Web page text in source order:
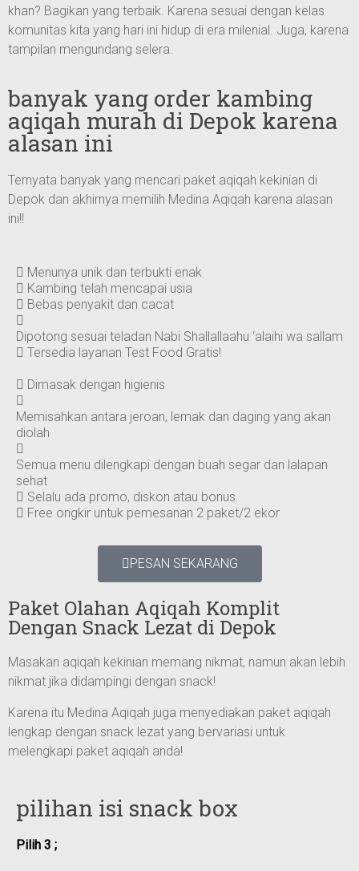
khan? Bagikan yang terbaik. Karena sesuai dengan kelas
komunitas kita yang hari ini hidup di era milenial. Juga, karena
tampilan mengundang selera.
banyak yang order kambing
aqiqah murah di Depok karena
alasan ini
Ternyata banyak yang mencari paket aqiqah kekinian di
Depok dan akhirnya memilih Medina Aqiqah karena alasan
ini!!
Menunya unik dan terbukti enak
Kambing telah mencapai usia
Bebas penyakit dan cacat
Dipotong sesuai teladan Nabi Shallallaahu ‘alaihi wa sallam
Tersedia layanan Test Food Gratis!
Dimasak dengan higienis
Memisahkan antara jeroan, lemak dan daging yang akan
diolah
Semua menu dilengkapi dengan buah segar dan lalapan
sehat
Selalu ada promo, diskon atau bonus
Free ongkir untuk pemesanan 2 paket/2 ekor
PESAN SEKARANG
Paket Olahan Aqiqah Komplit
Dengan Snack Lezat di Depok
Masakan aqiqah kekinian memang nikmat, namun akan lebih
nikmat jika didampingi dengan snack!
Karena itu Medina Aqiqah juga menyediakan paket aqiqah
lengkap dengan snack lezat yang bervariasi untuk
melengkapi paket aqiqah anda!
pilihan isi snack box
Pilih 3 ;